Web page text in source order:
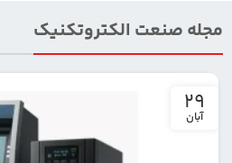
مجله صنعت الکتروتکنیک
29
آبان